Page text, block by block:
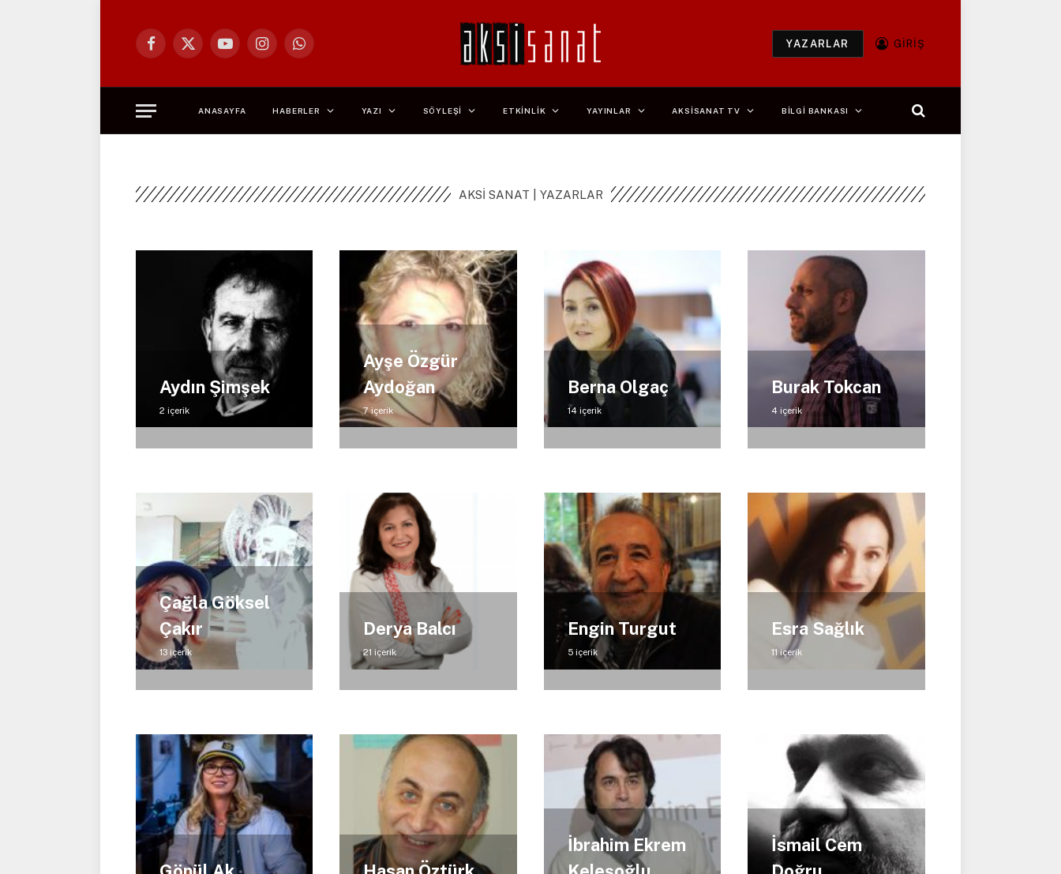
Facebook
X
YouTubeInstagramWhatsApp
YAZARLAR GIRIŞ
ANASAYFA HABERLER YAZI SÖYLEŞİ ETKİNLİK YAYINLAR AKSİSANAT TV BİLGİ BANKASI
AKSİ SANAT | YAZARLAR
Aydın Şimşek
2 içerik
Ayşe Özgür
Aydoğan
7 içerik
Berna Olgaç
14 içerik
Burak Tokcan
4 içerik
Çağla Göksel
Çakır
13 içerik
Derya Balcı
21 içerik
Engin Turgut
5 içerik
Esra Sağlık
11 içerik
İbrahim Ekrem
İsmail Cem